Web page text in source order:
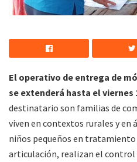
El operativo de entrega de
se extenderá hasta el viernes
destinatario son familias de
viven en contextos rurales y en
niños pequeños en
articulación, realizan el control